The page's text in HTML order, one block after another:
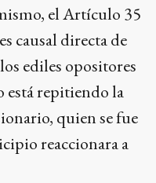
el Artículo 35
causal directa de
ediles opositores
está repitiendo la
quien se fue
reaccionara a